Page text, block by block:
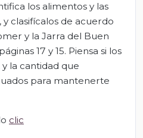
los alimentos y las
clasifícalos de acuerdo
y la Jarra del Buen
17 y 15. Piensa si los
la cantidad que
para mantenerte
clic